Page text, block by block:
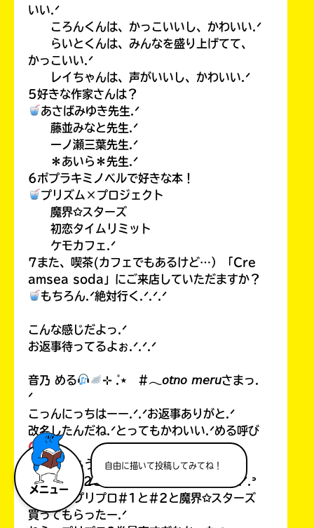
メニュー
自由に描いて投稿してみてね！
いい.ᐟ
ころんくんは、かっこいいし、かわいい.ᐟ
らいとくんは、みんなを盛り上げてて、
かっこいい.ᐟ
レイちゃんは、声がいいし、かわいい.ᐟ
5好きな作家さんは？
あさばみゆき先生.ᐟ
藤並みなと先生.ᐟ
一ノ瀬三葉先生.ᐟ
＊あいら＊先生.ᐟ
6ポプラキミノベルで好きな本！
プリズム×プロジェクト
魔界✩スターズ
初恋タイムリミット
ケモカフェ.ᐟ
7また、喫茶(カフェでもあるけど…）「Cre
amsea soda」にご来店していただますか？
もちろん.ᐟ絶対行く.ᐟ.ᐟ.ᐟ
こんな感じだよっ.ᐟ
お返事待ってるよぉ.ᐟ.ᐟ.ᐟ
音乃 める
⊹ ̊.⋆ #𓂃𝘰𝘵𝘯𝘰 𝘮𝘦𝘳𝘶さまっ.
ᐟ
こっんにっちはーー.ᐟ.ᐟお返事ありがと.ᐟ
改名したんだね.ᐟとってもかわいい.ᐟめる呼び
？
こすもももうそろそろ改名しようかなー.ᐣ
プリプロ#2とウタヒメ買ってもらったの.ᐟ.ᐣ
こすもはプリプロ#1と#2と魔界✩スターズ
買ってもらったー.ᐟ